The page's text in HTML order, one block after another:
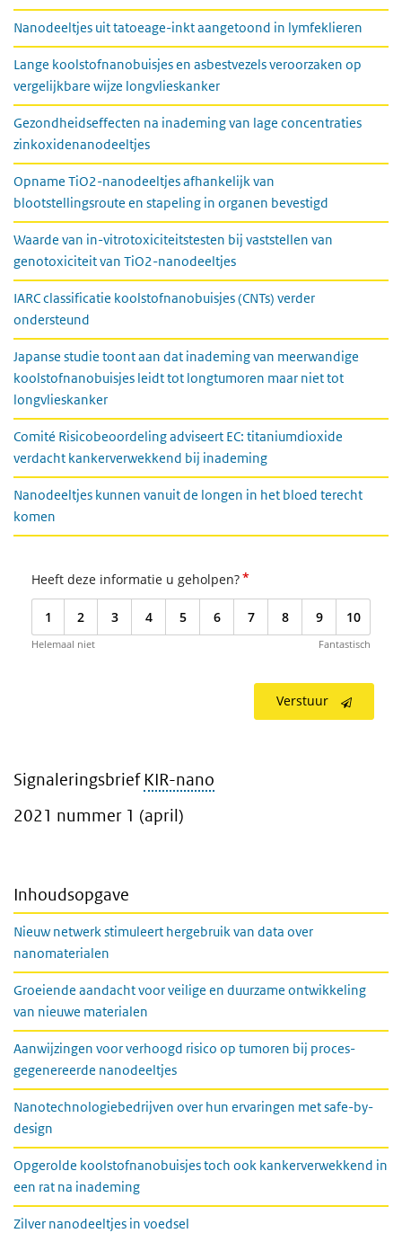
Nanodeeltjes uit tatoeage-inkt aangetoond in lymfeklieren
Lange koolstofnanobuisjes en asbestvezels veroorzaken op
vergelijkbare wijze longvlieskanker
Gezondheidseffecten na inademing van lage concentraties
zinkoxidenanodeeltjes
Opname TiO2-nanodeeltjes afhankelijk van
blootstellingsroute en stapeling in organen bevestigd
Waarde van in-vitrotoxiciteitstesten bij vaststellen van
genotoxiciteit van TiO2-nanodeeltjes
IARC classificatie koolstofnanobuisjes (CNTs) verder
ondersteund
Japanse studie toont aan dat inademing van meerwandige
koolstofnanobuisjes leidt tot longtumoren maar niet tot
longvlieskanker
Comité Risicobeoordeling adviseert EC: titaniumdioxide
verdacht kankerverwekkend bij inademing
Nanodeeltjes kunnen vanuit de longen in het bloed terecht
komen
Heeft deze informatie u geholpen?*
1 2 3 4 5 6 7 8 9 10
Helemaal niet Fantastisch
Verstuur
Signaleringsbrief KIR-nano
2021 nummer 1 (april)
Inhoudsopgave
Nieuw netwerk stimuleert hergebruik van data over
nanomaterialen
Groeiende aandacht voor veilige en duurzame ontwikkeling
van nieuwe materialen
Aanwijzingen voor verhoogd risico op tumoren bij proces-
gegenereerde nanodeeltjes
Nanotechnologiebedrijven over hun ervaringen met safe-by-
design
Opgerolde koolstofnanobuisjes toch ook kankerverwekkend in
een rat na inademing
Zilver nanodeeltjes in voedsel